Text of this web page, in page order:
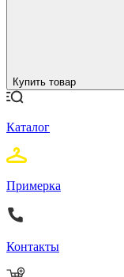
Купить товар
Каталог
Примерка
Контакты